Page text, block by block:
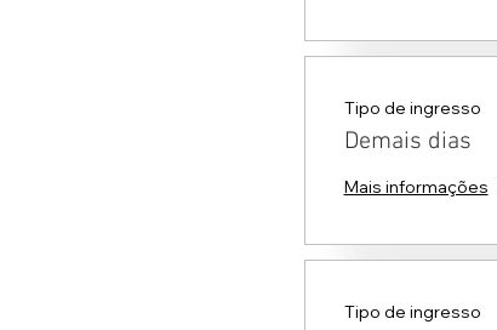
Tipo de ingresso
Demais dias
Mais informações
Tipo de ingresso